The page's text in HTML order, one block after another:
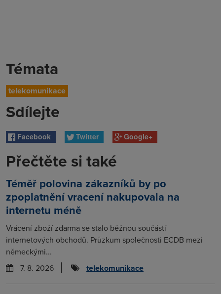
Témata
telekomunikace
Sdílejte
Facebook Twitter Google+
Přečtěte si také
Téměř polovina zákazníků by po
zpoplatnění vracení nakupovala na
internetu méně
Vrácení zboží zdarma se stalo běžnou součástí
internetových obchodů. Průzkum společnosti ECDB mezi
německými...
7. 8. 2026
telekomunikace